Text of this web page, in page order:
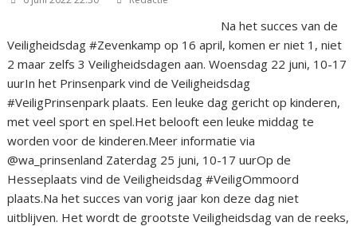
Na het succes van de
Veiligheidsdag #Zevenkamp op 16 april, komen er niet 1, niet
2 maar zelfs 3 Veiligheidsdagen aan. Woensdag 22 juni, 10-17
uurIn het Prinsenpark vind de Veiligheidsdag
#VeiligPrinsenpark plaats. Een leuke dag gericht op kinderen,
met veel sport en spel.Het belooft een leuke middag te
worden voor de kinderen.Meer informatie via
@wa_prinsenland Zaterdag 25 juni, 10-17 uurOp de
Hesseplaats vind de Veiligheidsdag #VeiligOmmoord
plaats.Na het succes van vorig jaar kon deze dag niet
uitblijven. Het wordt de grootste Veiligheidsdag van de reeks,